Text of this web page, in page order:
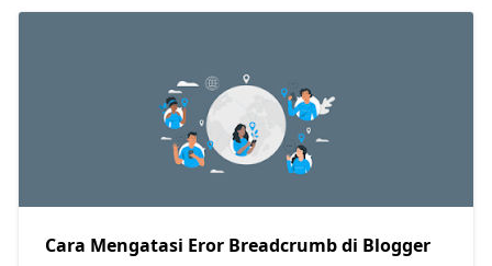
Cara Mengatasi Eror Breadcrumb di Blogger